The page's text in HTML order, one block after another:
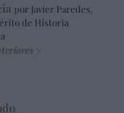
por Javier Paredes,
de Historia